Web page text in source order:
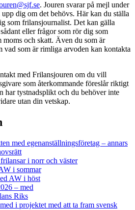
. Jouren svarar på mejl under
dig om det behövs. Här kan du ställa
som frilansjournalist. Det kan gälla
eller frågor som rör dig som
moms och skatt. Även du som är
vad som är rimliga arvoden kan kontakta
med Frilansjouren om du vill
som återkommande föreslår riktigt
har tystnadsplikt och du behöver inte
utan din vetskap.
med egenanställningsföretag – annars
i norr och väster
i sommar
AW i höst
– med
Riks
i projektet med att ta fram svensk